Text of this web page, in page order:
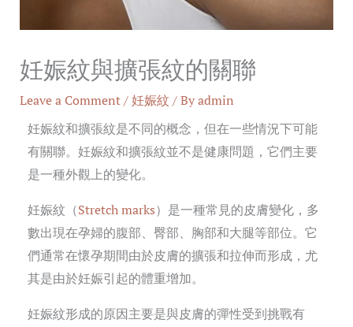
妊娠紋與擴張紋的關聯
Leave a Comment/妊娠紋/ Byadmin
妊娠紋和擴張紋是不同的概念，但在一些情況下可能
有關聯。妊娠紋和擴張紋並不是健康問題，它們主要
是一種外觀上的變化。
妊娠紋（Stretch marks）是一種常見的皮膚變化，多
數出現在孕婦的腹部、臀部、胸部和大腿等部位。它
們通常在懷孕期間由於皮膚的擴張和拉伸而形成，尤
其是由於妊娠引起的體重增加。
妊娠紋形成的原因主要是與皮膚的彈性受到挑戰有